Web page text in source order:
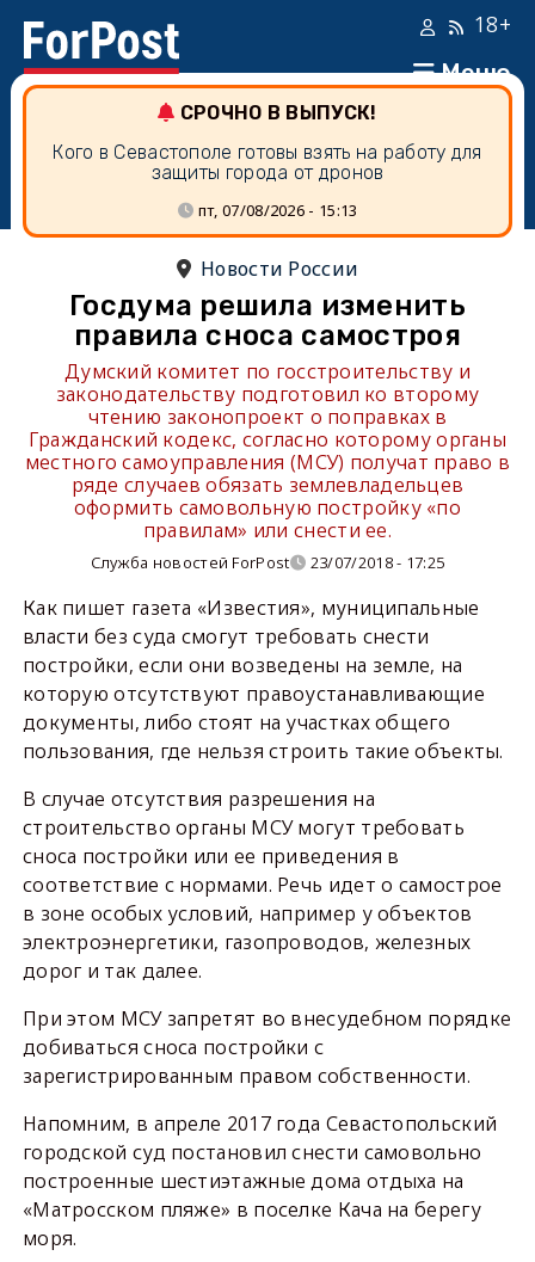
Меню
18+
СРОЧНО В ВЫПУСК!
Кого в Севастополе готовы взять на работу для
защиты города от дронов
пт, 07/08/2026 - 15:13
Новости России
Госдума решила изменить
правила сноса самостроя
Думский комитет по госстроительству и
законодательству подготовил ко второму
чтению законопроект о поправках в
Гражданский кодекс, согласно которому органы
местного самоуправления (МСУ) получат право в
ряде случаев обязать землевладельцев
оформить самовольную постройку «по
правилам» или снести ее.
Служба новостей ForPost 23/07/2018 - 17:25
Как пишет газета «Известия», муниципальные
власти без суда смогут требовать снести
постройки, если они возведены на земле, на
которую отсутствуют правоустанавливающие
документы, либо стоят на участках общего
пользования, где нельзя строить такие объекты.
В случае отсутствия разрешения на
строительство органы МСУ могут требовать
сноса постройки или ее приведения в
соответствие с нормами. Речь идет о самострое
в зоне особых условий, например у объектов
электроэнергетики, газопроводов, железных
дорог и так далее.
При этом МСУ запретят во внесудебном порядке
добиваться сноса постройки с
зарегистрированным правом собственности.
Напомним, в апреле 2017 года Севастопольский
городской суд постановил снести самовольно
построенные шестиэтажные дома отдыха на
«Матросском пляже» в поселке Кача на берегу
моря.